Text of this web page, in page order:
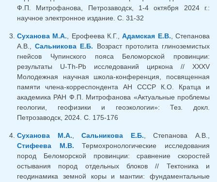
Ф.П. Митрофанова, Петрозаводск, 1-4 октября 2024 г.:
научное электронное издание. С. 31-32
Суханова М.А. , Ерофеева К.Г.,Адамская Е.В. , Степанова
А.В.,Сальникова Е.Б. Возраст протолита глиноземистых
гнейсов Чупинского пояса Беломорской провинции:
результаты U-Th-Pb исследований циркона // XXXV
Молодежная научная школа-конференция, посвященная
памяти члена-корреспондента АН СССР К.О. Кратца и
академика РАН Ф.П. Митрофанова «Актуальные проблемы
геологии, геофизики и геоэкологии»: Тез. докл.
Петрозаводск, 2024. С. 175-176
Суханова М.А. ,Сальникова Е.Б. , Степанова А.В.,
Стифеева М.В. Термохронологические исследования
пород Беломорской провинции: сравнение скоростей
остывания пород отдельных блоков // Тектоника и
геодинамика земной коры и мантии: фундаментальные